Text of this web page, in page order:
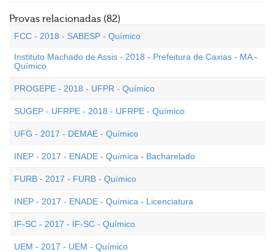
Provas relacionadas (82)
FCC - 2018 - SABESP - Químico
Instituto Machado de Assis - 2018 - Prefeitura de Caxias - MA -
Químico
PROGEPE - 2018 - UFPR - Químico
SUGEP - UFRPE - 2018 - UFRPE - Químico
UFG - 2017 - DEMAE - Químico
INEP - 2017 - ENADE - Química - Bacharelado
FURB - 2017 - FURB - Químico
INEP - 2017 - ENADE - Química - Licenciatura
IF-SC - 2017 - IF-SC - Químico
UEM - 2017 - UEM - Químico